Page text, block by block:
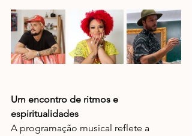
Um encontro de ritmos e
espiritualidades
A programação musical reflete a